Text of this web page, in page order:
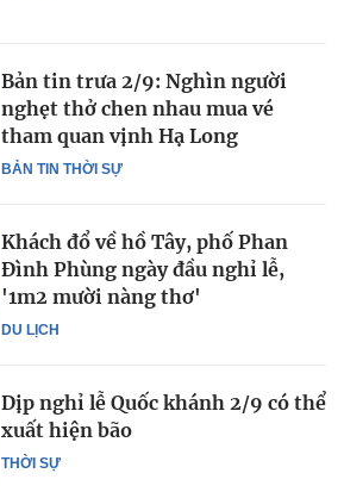
BẢN TIN THỜI SỰ
Bản tin trưa 2/9: Nghìn người
nghẹt thở chen nhau mua vé
tham quan vịnh Hạ Long
DU LỊCH
Khách đổ về hồ Tây, phố Phan
Đình Phùng ngày đầu nghỉ lễ,
'1m2 mười nàng thơ'
THỜI SỰ
Dịp nghỉ lễ Quốc khánh 2/9 có thể
xuất hiện bão